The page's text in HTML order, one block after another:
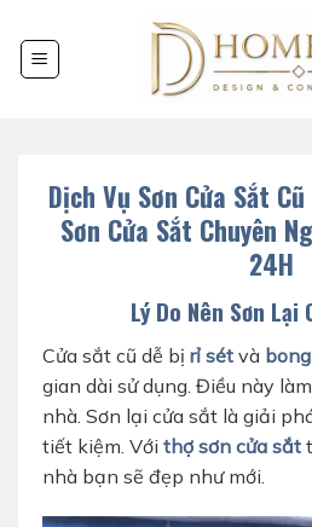
đến
nội
Dịch Vụ Sơn Cửa Sắt
Sơn Cửa Sắt Chuyên
24H
Lý Do Nên Sơn Lại
Cửa sắt cũ dễ bị rỉ sét và
gian dài sử dụng. Điều này
nhà. Sơn lại cửa sắt là giải
tiết kiệm. Với thợ sơn cửa sắt
nhà bạn sẽ đẹp như mới.